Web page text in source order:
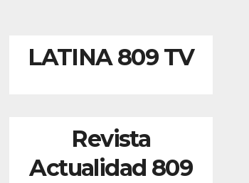
LATINA 809 TV
Revista
Actualidad 809